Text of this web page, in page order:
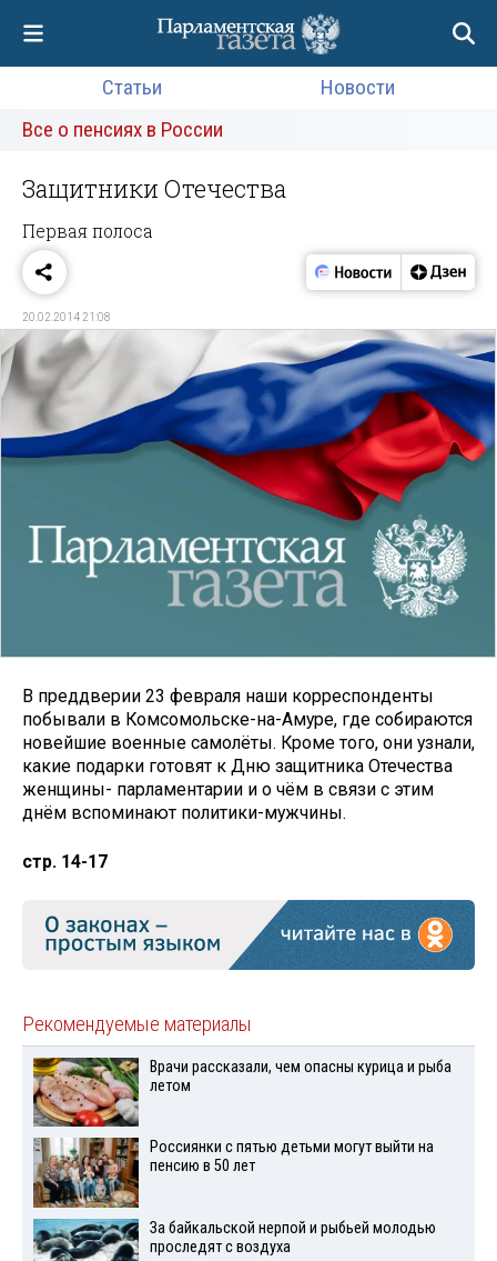
Статьи
Новости
Все о пенсиях в России
Защитники Отечества
Первая полоса
20.02.2014 21:08
В преддверии 23 февраля наши корреспонденты
побывали в Комсомольске-на-Амуре, где собираются
новейшие военные самолёты. Кроме того, они узнали,
какие подарки готовят к Дню защитника Отечества
женщины- парламентарии и о чём в связи с этим
днём вспоминают политики-мужчины.
стр. 14-17
Рекомендуемые материалы
Врачи рассказали, чем опасны курица и рыба
летом
Россиянки с пятью детьми могут выйти на
пенсию в 50 лет
За байкальской нерпой и рыбьей молодью
проследят с воздуха